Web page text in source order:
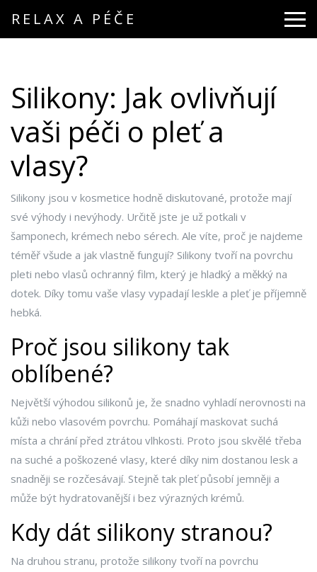
RELAX A PÉČE
Silikony: Jak ovlivňují
vaši péči o pleť a
vlasy?
Silikony jsou v kosmetice hodně diskutované, protože mají
své výhody i nevýhody. Určitě jste je už potkali v
šamponech, krémech nebo sérech. Ale víte, proč je najdeme
téměř všude a jak vlastně fungují? Silikony tvoří na povrchu
pleti nebo vlasů ochranný film, který je hladký a měkký na
dotek. Díky tomu vaše vlasy vypadají leskle a pleť je příjemně
hebká.
Proč jsou silikony tak
oblíbené?
Největší výhodou silikonů je, že snadno vyhladí nerovnosti na
kůži nebo vlasovém povrchu. Pomáhají maskovat suchá
místa a chrání před ztrátou vlhkosti. Proto jsou skvělé třeba
na suché a poškozené vlasy, které díky nim dostanou lesk a
snadněji se rozčesávají. Stejně tak pleť působí jemněji a
může být hydratovanější i bez výrazných krémů.
Kdy dát silikony stranou?
Na druhou stranu, protože silikony tvoří na povrchu